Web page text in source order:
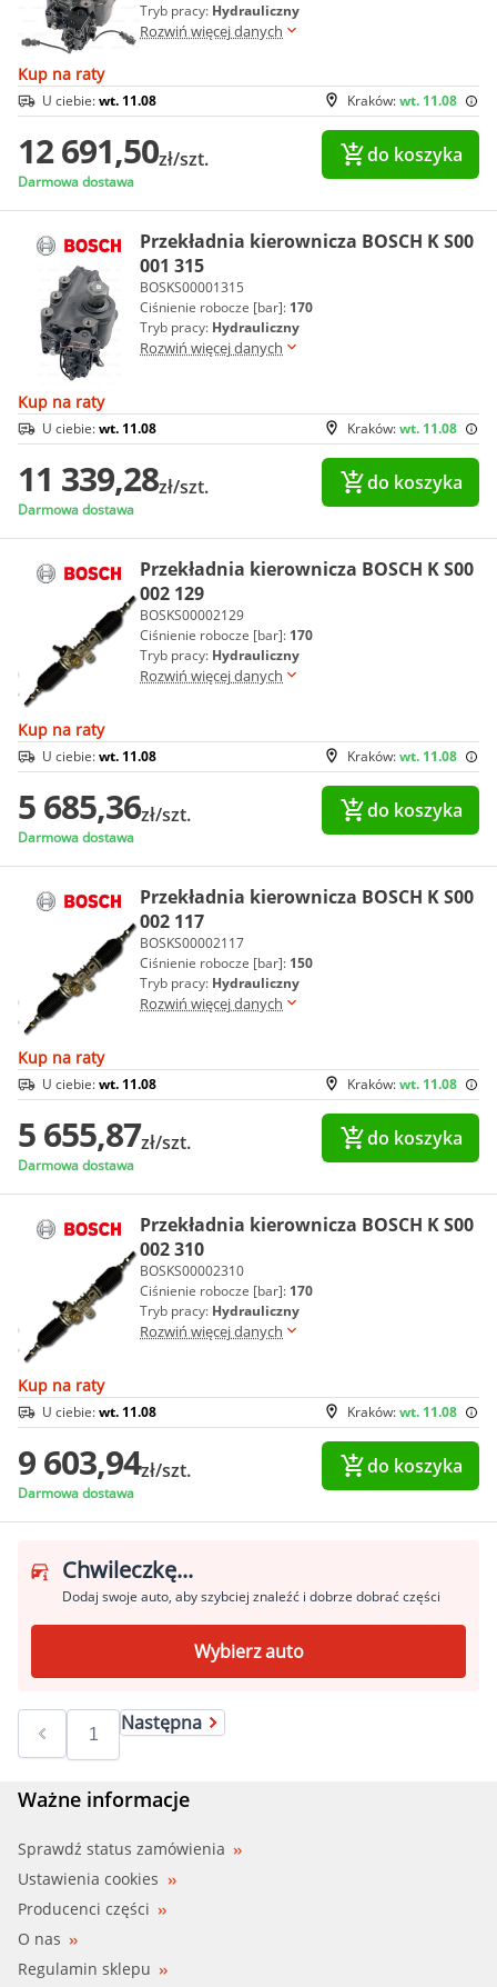
Tryb pracy: Hydrauliczny
Rozwiń więcej danych
Kup na raty
Kraków:wt. 11.08
U ciebie:wt. 11.08
12 691,50zł/szt.
Darmowa dostawa
do koszyka
Przekładnia kierownicza BOSCH K S00
001 315
BOSKS00001315
Ciśnienie robocze [bar]: 170
Tryb pracy: Hydrauliczny
Rozwiń więcej danych
Kup na raty
Kraków:wt. 11.08
U ciebie:wt. 11.08
11 339,28zł/szt.
Darmowa dostawa
do koszyka
Przekładnia kierownicza BOSCH K S00
002 129
BOSKS00002129
Ciśnienie robocze [bar]: 170
Tryb pracy: Hydrauliczny
Rozwiń więcej danych
Kup na raty
Kraków:wt. 11.08
U ciebie:wt. 11.08
5 685,36zł/szt.
Darmowa dostawa
do koszyka
Przekładnia kierownicza BOSCH K S00
002 117
BOSKS00002117
Ciśnienie robocze [bar]: 150
Tryb pracy: Hydrauliczny
Rozwiń więcej danych
Kup na raty
Kraków:wt. 11.08
U ciebie:wt. 11.08
5 655,87zł/szt.
Darmowa dostawa
do koszyka
Przekładnia kierownicza BOSCH K S00
002 310
BOSKS00002310
Ciśnienie robocze [bar]: 170
Tryb pracy: Hydrauliczny
Rozwiń więcej danych
Kup na raty
Kraków:wt. 11.08
U ciebie:wt. 11.08
9 603,94zł/szt.
Darmowa dostawa
do koszyka
Chwileczkę...
Dodaj swoje auto, aby szybciej znaleźć i dobrze dobrać części
Wybierz auto
Następna
Ważne informacje
Sprawdź status zamówienia
Ustawienia cookies
Producenci części
O nas
Regulamin sklepu